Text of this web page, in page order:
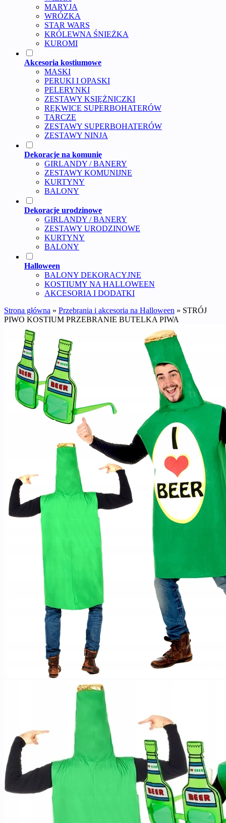
MARYJA
WRÓZKA
STAR WARS
KRÓLEWNA ŚNIEŻKA
KUROMI
Akcesoria kostiumowe
MASKI
PERUKI I OPASKI
PELERYNKI
ZESTAWY KSIĘŻNICZKI
RĘKWICE SUPERBOHATERÓW
TARCZE
ZESTAWY SUPERBOHATERÓW
ZESTAWY NINJA
Dekoracje na komunię
GIRLANDY / BANERY
ZESTAWY KOMUNIJNE
KURTYNY
BALONY
Dekoracje urodzinowe
GIRLANDY / BANERY
ZESTAWY URODZINOWE
KURTYNY
BALONY
Halloween
BALONY DEKORACYJNE
KOSTIUMY NA HALLOWEEN
AKCESORIA I DODATKI
Strona główna » Przebrania i akcesoria na Halloween » STRÓJ
PIWO KOSTIUM PRZEBRANIE BUTELKA PIWA